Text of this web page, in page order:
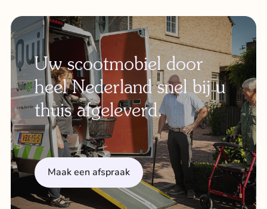
Uw scootmobiel door
heel Nederland snel bij u
thuis afgeleverd.
Maak een afspraak